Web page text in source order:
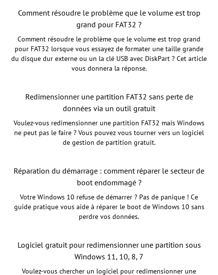
Comment résoudre le problème que le volume est trop
grand pour FAT32 ?
Comment résoudre le problème que le volume est trop grand
pour FAT32 lorsque vous essayez de formater une taille grande
du disque dur externe ou un la clé USB avec DiskPart ? Cet article
vous donnera la réponse.
Redimensionner une partition FAT32 sans perte de
données via un outil gratuit
Voulez-vous redimensionner une partition FAT32 mais Windows
ne peut pas le faire ? Vous pouvez vous tourner vers un logiciel
de gestion de partition gratuit.
Réparation du démarrage : comment réparer le secteur de
boot endommagé ?
Votre Windows 10 refuse de démarrer ? Pas de panique ! Ce
guide pratique vous aide à réparer le boot de Windows 10 sans
perdre vos données.
Logiciel gratuit pour redimensionner une partition sous
Windows 11, 10, 8, 7
Voulez-vous chercher un logiciel pour redimensionner une